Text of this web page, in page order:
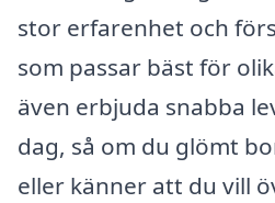
stor erfarenhet och
som passar bäst för
även erbjuda snabba
dag, så om du glömt
eller känner att du vill